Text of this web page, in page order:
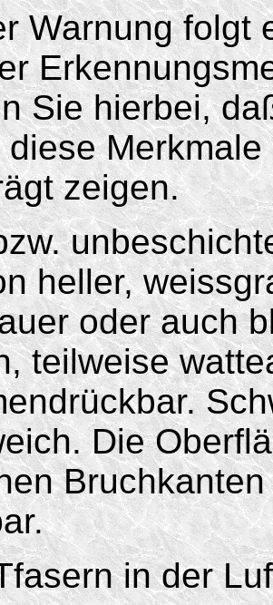
Warnung folgt
Sie hierbei,
zeigen.
heller,
oder auch
teilweise
Die
in der